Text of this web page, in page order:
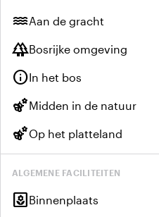
waterAan de gracht
forestBosrijke omgeving
infoIn het bos
emoji_natureMidden in de natuur
emoji_natureOp het platteland
ALGEMENE FACILITEITEN
yardBinnenplaats